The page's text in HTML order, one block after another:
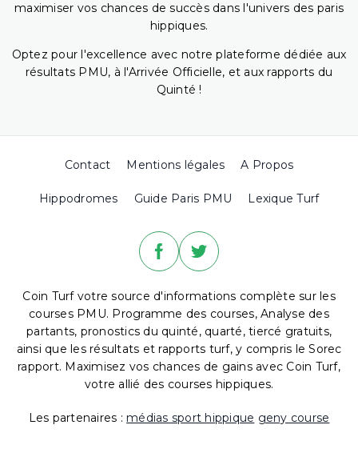
maximiser vos chances de succès dans l'univers des paris
hippiques.
Optez pour l'excellence avec notre plateforme dédiée aux
résultats PMU, à l'Arrivée Officielle, et aux rapports du
Quinté !
Contact Mentions légales A Propos
Hippodromes Guide Paris PMU Lexique Turf
Coin Turf votre source d'informations complète sur les
courses PMU. Programme des courses, Analyse des
partants, pronostics du quinté, quarté, tiercé gratuits,
ainsi que les résultats et rapports turf, y compris le Sorec
rapport. Maximisez vos chances de gains avec Coin Turf,
votre allié des courses hippiques.
Les partenaires : médias sport hippique geny course